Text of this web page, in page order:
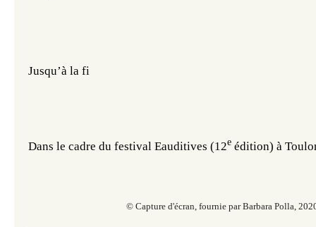
Jusqu’à la fi
Dans le cadre du festival Eauditives (12e édition) à
© Capture d'écran, fournie par Barbara Polla,